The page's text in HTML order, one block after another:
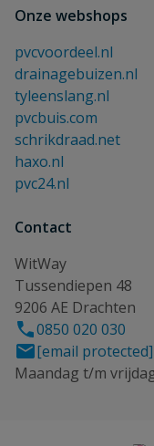
Onze webshops
pvcvoordeel.nl
drainagebuizen.nl
tyleenslang.nl
pvcbuis.com
schrikdraad.net
haxo.nl
pvc24.nl
Contact
WitWay
Tussendiepen 48
9206 AE Drachten
0850 020 030
[email protected]
Maandag t/m